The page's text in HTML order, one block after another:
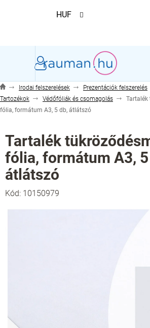
HUF
Irodai felszerelések Prezentációk felszerelés
Tartozékok
Védőfóliák és csomagolás
Tartalék
fólia, formátum A3, 5 db, átlátszó
Tartalék
fólia, formátum A3,
átlátszó
Kód: 10150979